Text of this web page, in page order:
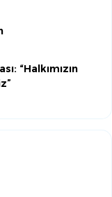
“Halkımızın